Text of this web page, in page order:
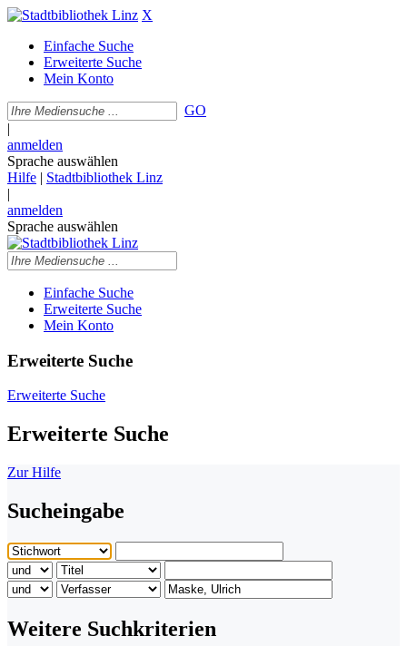
X
Einfache Suche
Erweiterte Suche
Mein Konto
GO
|
anmelden
Sprache auswählen
Hilfe | Stadtbibliothek Linz
|
anmelden
Sprache auswählen
Einfache Suche
Erweiterte Suche
Mein Konto
Erweiterte Suche
Erweiterte Suche
Erweiterte Suche
Zur Hilfe
Sucheingabe
Weitere Suchkriterien